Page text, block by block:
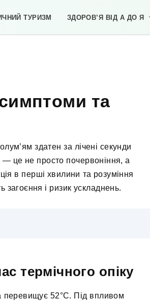
ТУРИЗМ ЗДОРОВ’Я ВІД А ДО Я
та
здатен за лічені секунди
— це не просто почервоніння, а
в перші хвилини та розуміння
і ризик ускладнень.
термічного опіку
52°C. Під впливом